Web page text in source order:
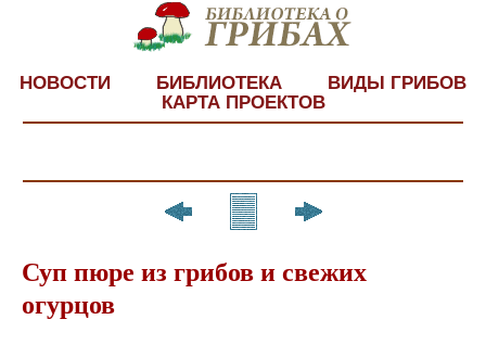
НОВОСТИ БИБЛИОТЕКА
ВИДЫ ГРИБОВ
КАРТА ПРОЕКТОВ
Суп пюре из грибов и свежих
огурцов